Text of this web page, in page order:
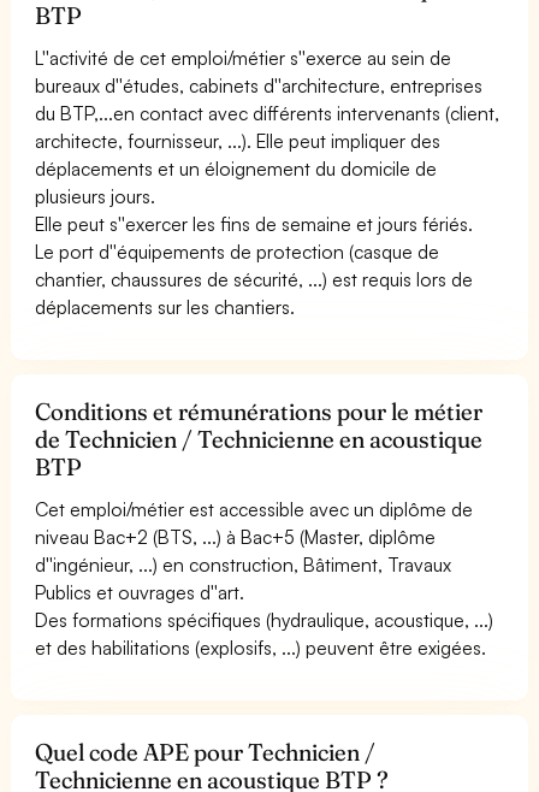
BTP
L''activité de cet emploi/métier s''exerce au sein de
bureaux d''études, cabinets d''architecture, entreprises
du BTP,...en contact avec différents intervenants (client,
architecte, fournisseur, ...). Elle peut impliquer des
déplacements et un éloignement du domicile de
plusieurs jours.
Elle peut s''exercer les fins de semaine et jours fériés.
Le port d''équipements de protection (casque de
chantier, chaussures de sécurité, ...) est requis lors de
déplacements sur les chantiers.
Conditions et rémunérations pour le métier
de Technicien / Technicienne en acoustique
BTP
Cet emploi/métier est accessible avec un diplôme de
niveau Bac+2 (BTS, ...) à Bac+5 (Master, diplôme
d''ingénieur, ...) en construction, Bâtiment, Travaux
Publics et ouvrages d''art.
Des formations spécifiques (hydraulique, acoustique, ...)
et des habilitations (explosifs, ...) peuvent être exigées.
Quel code APE pour Technicien /
Technicienne en acoustique BTP ?